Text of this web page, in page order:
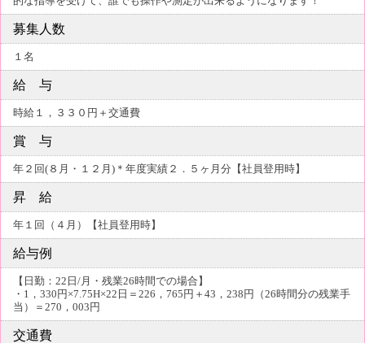
募集人数
１名
給 与
時給１，３３０円＋交通費
賞 与
年２回(８月・１２月)＊年度実績２．５ヶ月分【社員登用時】
昇 給
年１回（４月）【社員登用時】
給与例
【日勤：22日/月・残業26時間での場合】
・1，330円×7.75H×22日＝226，765円＋43，238円（26時間分の残業手
当）＝270，003円
交通費